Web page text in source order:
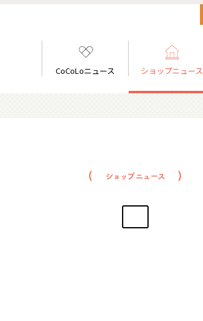
CoCoLoニュース ショップニュース